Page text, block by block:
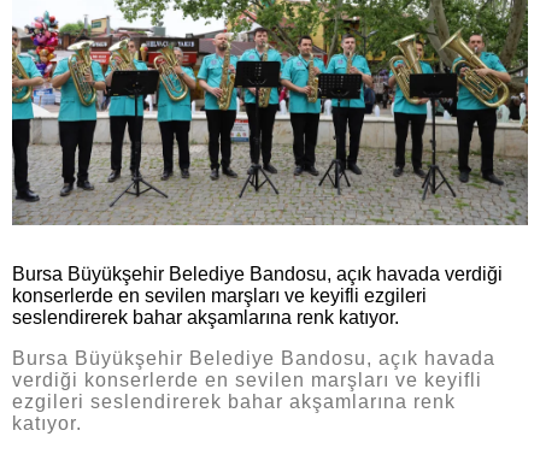
Bursa Büyükşehir Belediye Bandosu, açık havada verdiği
konserlerde en sevilen marşları ve keyifli ezgileri
seslendirerek bahar akşamlarına renk katıyor.
Bursa Büyükşehir Belediye Bandosu, açık havada
verdiği konserlerde en sevilen marşları ve keyifli
ezgileri seslendirerek bahar akşamlarına renk
katıyor.